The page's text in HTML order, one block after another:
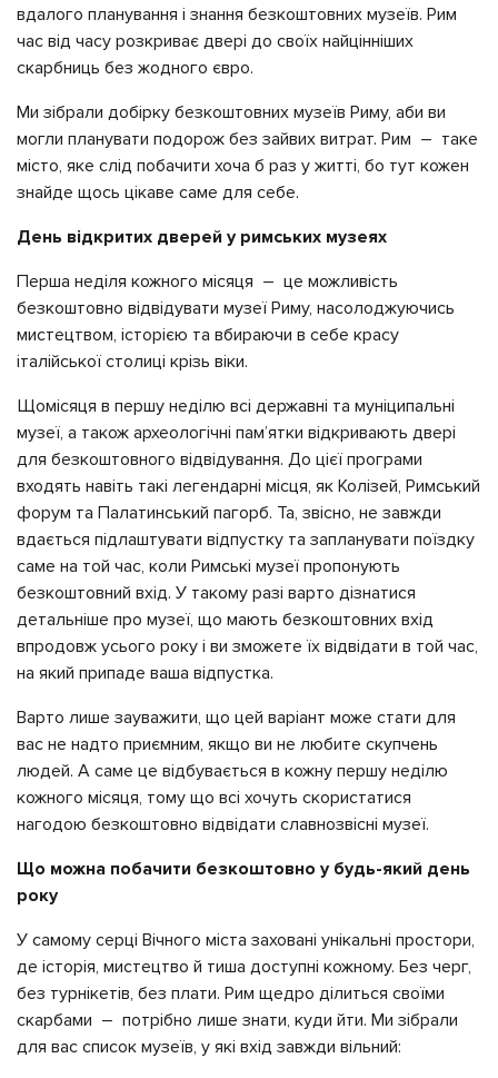
вдалого планування і знання безкоштовних музеїв. Рим
час від часу розкриває двері до своїх найцінніших
скарбниць без жодного євро.
Ми зібрали добірку безкоштовних музеїв Риму, аби ви
могли планувати подорож без зайвих витрат. Рим – таке
місто, яке слід побачити хоча б раз у житті, бо тут кожен
знайде щось цікаве саме для себе.
День відкритих дверей у римських музеях
Перша неділя кожного місяця – це можливість
безкоштовно відвідувати музеї Риму, насолоджуючись
мистецтвом, історією та вбираючи в себе красу
італійської столиці крізь віки.
Щомісяця в першу неділю всі державні та муніципальні
музеї, а також археологічні пам’ятки відкривають двері
для безкоштовного відвідування. До цієї програми
входять навіть такі легендарні місця, як Колізей, Римський
форум та Палатинський пагорб. Та, звісно, не завжди
вдається підлаштувати відпустку та запланувати поїздку
саме на той час, коли Римські музеї пропонують
безкоштовний вхід. У такому разі варто дізнатися
детальніше про музеї, що мають безкоштовних вхід
впродовж усього року і ви зможете їх відвідати в той час,
на який припаде ваша відпустка.
Варто лише зауважити, що цей варіант може стати для
вас не надто приємним, якщо ви не любите скупчень
людей. А саме це відбувається в кожну першу неділю
кожного місяця, тому що всі хочуть скористатися
нагодою безкоштовно відвідати славнозвісні музеї.
Що можна побачити безкоштовно у будь-який день
року
У самому серці Вічного міста заховані унікальні простори,
де історія, мистецтво й тиша доступні кожному. Без черг,
без турнікетів, без плати. Рим щедро ділиться своїми
скарбами – потрібно лише знати, куди йти. Ми зібрали
для вас список музеїв, у які вхід завжди вільний: